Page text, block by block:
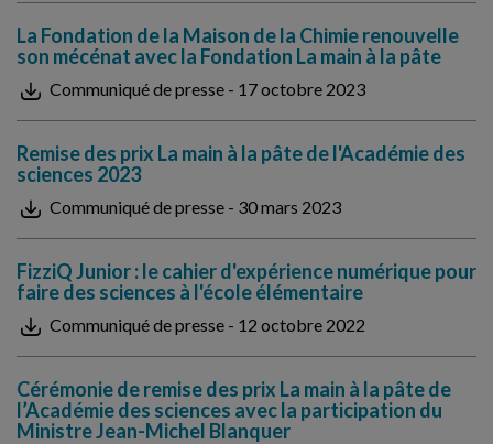
La Fondation de la Maison de la Chimie renouvelle
son mécénat avec la Fondation La main à la pâte
Communiqué de presse - 17 octobre 2023
Remise des prix La main à la pâte de l'Académie des
sciences 2023
Communiqué de presse - 30 mars 2023
FizziQ Junior : le cahier d'expérience numérique pour
faire des sciences à l'école élémentaire
Communiqué de presse - 12 octobre 2022
Cérémonie de remise des prix La main à la pâte de
l’Académie des sciences avec la participation du
Ministre Jean-Michel Blanquer